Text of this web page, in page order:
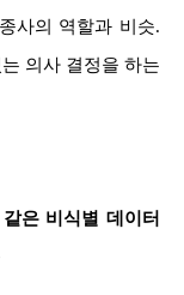
사의 역할과 비슷.
의사 결정을 하는
은 비식별 데이터